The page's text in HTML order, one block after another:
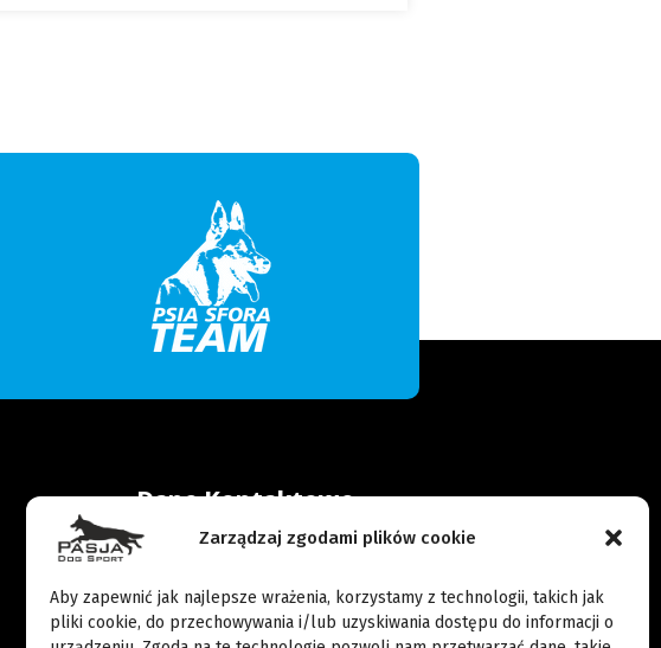
Zarządzaj zgodami plików cookie
Aby zapewnić jak najlepsze wrażenia, korzystamy z technologii, takich jak
pliki cookie, do przechowywania i/lub uzyskiwania dostępu do informacji o
Dane Kontaktowe
Rybojedzko
kontakt@pasjadogsport.pl